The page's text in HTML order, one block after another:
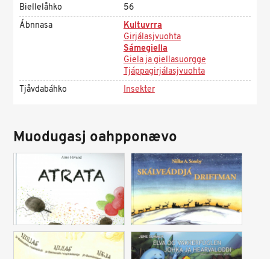
Biellelåhko
56
Ábnnasa
Kultuvrra
Girjálasjvuohta
Sámegiella
Giela ja giellasuorgge
Tjáppagirjálasjvuohta
Tjåvdabáhko
Insekter
Muodugasj oahpponævo